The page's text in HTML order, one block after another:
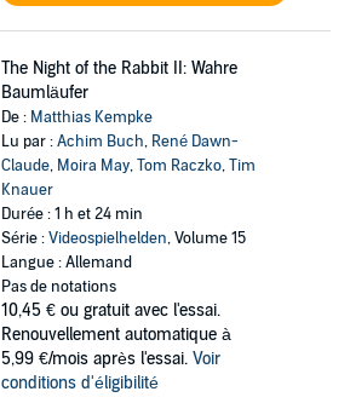
The Night of the Rabbit II: Wahre
Baumläufer
De : Matthias Kempke
Lu par :Achim Buch, René Dawn-
Claude, Moira May,Tom Raczko,Tim
Knauer
Durée : 1 h et 24 min
Série :Videospielhelden, Volume 15
Langue : Allemand
Pas de notations
10,45 € ou gratuit avec l'essai.
Renouvellement automatique à
5,99 €/mois après l'essai. Voir
conditions d'éligibilité